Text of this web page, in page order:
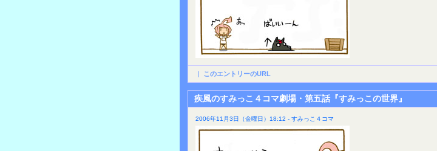
| このエントリーのURL
疾風のすみっこ４コマ劇場・第五話『すみっこの世界』
2006年11月3日（金曜日）18:12 - すみっこ４コマ